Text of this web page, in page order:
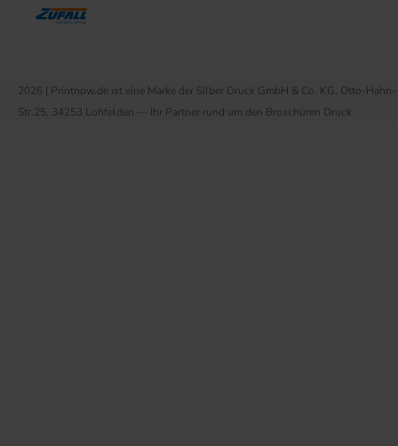
2026 | Printnow.de ist eine Marke der Silber Druck GmbH & Co. KG, Otto-Hahn-
Str.25, 34253 Lohfelden — Ihr Partner rund um den Broschüren Druck